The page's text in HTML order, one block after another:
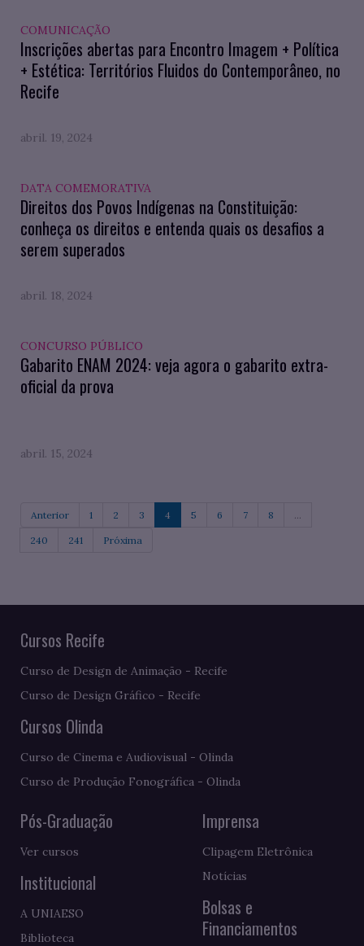
COMUNICAÇÃO
Inscrições abertas para Encontro Imagem + Política
+ Estética: Territórios Fluidos do Contemporâneo, no
Recife
abril. 19, 2024
DATA COMEMORATIVA
Direitos dos Povos Indígenas na Constituição:
conheça os direitos e entenda quais os desafios a
serem superados
abril. 18, 2024
CONCURSO PÚBLICO
Gabarito ENAM 2024: veja agora o gabarito extra-
oficial da prova
abril. 15, 2024
Anterior 1 2 3 4 5 6 7 8 ...
240 241 Próxima
Cursos Recife
Curso de Design de Animação - Recife
Curso de Design Gráfico - Recife
Cursos Olinda
Curso de Cinema e Audiovisual - Olinda
Curso de Produção Fonográfica - Olinda
Pós-Graduação
Ver cursos
Institucional
A UNIAESO
Biblioteca
Imprensa
Clipagem Eletrônica
Notícias
Bolsas e
Financiamentos